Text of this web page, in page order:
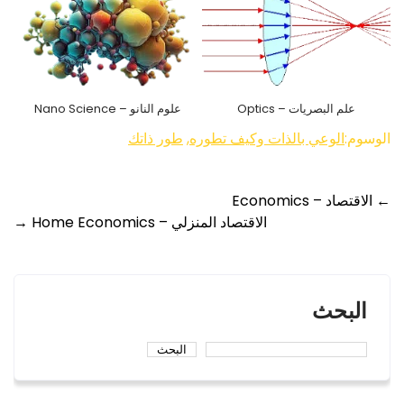
علم البصريات – Optics علوم النانو – Nano Science
الوسوم:الوعي بالذات وكيف تطوره, طور ذاتك
Post
← الاقتصاد – Economics
الاقتصاد المنزلي – Home Economics
→
البحث
البحث